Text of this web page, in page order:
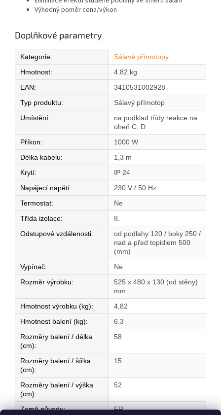
Výhodný poměr cena/výkon
Doplňkové parametry
Kategorie:
Sálavé přímotopy
Hmotnost:
4.82 kg
EAN:
3410531002928
Typ produktu:
Sálavý přímotop
Umístění:
na podklad třídy reakce na
oheň C, D
Příkon:
1000 W
Délka kabelu:
1,3 m
Krytí:
IP 24
Napájecí napětí:
230 V / 50 Hz
Termostat:
Ne
Třída izolace:
II.
Odstupové vzdálenosti:
od podlahy 120 / boky 250 /
nad a před topidlem 500
(mm)
Vypínač:
Ne
Rozměr výrobku:
525 x 480 x 130 (od stěny)
mm
Hmotnost výrobku (kg):
4,82
Hmotnost balení (kg):
6.3
Rozměry balení / délka
(cm):
58
Rozměry balení / šířka
(cm):
15
Rozměry balení / výška
(cm):
52
Země původu: FR